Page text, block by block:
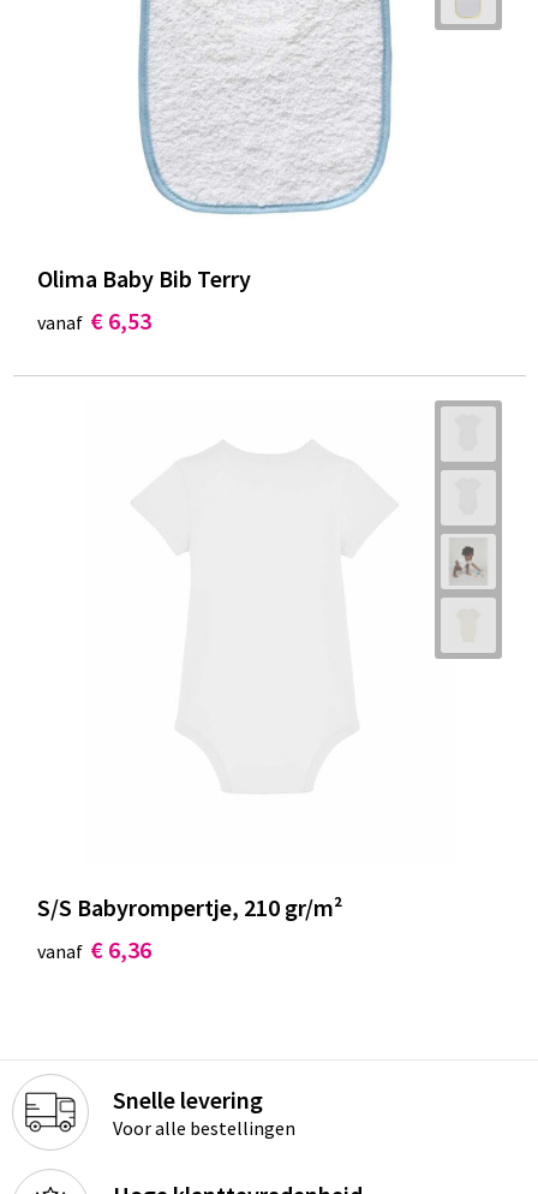
Olima Baby Bib Terry
vanaf € 6,53
S/S Babyrompertje, 210 gr/m²
vanaf € 6,36
Snelle levering
Voor alle bestellingen